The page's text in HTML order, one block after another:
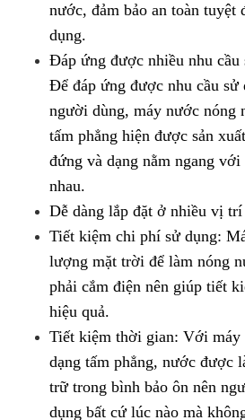
nước, đảm bảo an toàn tuyệt
dụng.
Đáp ứng được nhiều nhu cầu
Để đáp ứng được nhu cầu sử
người dùng, máy nước nóng
tấm phẳng hiện được sản
đứng và dạng nằm ngang
nhau.
Dễ dàng lắp đặt ở nhiều vị trí
Tiết kiệm chi phí sử dụng:
lượng mặt trời để làm nóng
phải cắm điện nên giúp tiết
hiệu quả.
Tiết kiệm thời gian: Với máy
dạng tấm phẳng, nước được
trữ trong bình bảo ôn nên
dụng bất cứ lúc nào mà